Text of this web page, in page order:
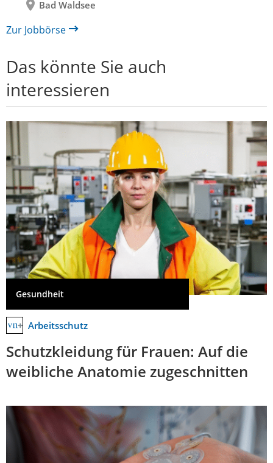
Bad Waldsee
Zur Jobbörse
Das könnte Sie auch
interessieren
Gesundheit
Arbeitsschutz
Schutzkleidung für Frauen: Auf die
weibliche Anatomie zugeschnitten